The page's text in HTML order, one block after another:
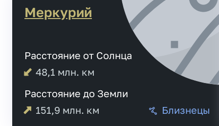
Меркурий
Расстояние от Солнца
48,1 млн. км
Расстояние до Земли
151,9 млн. км Близнецы